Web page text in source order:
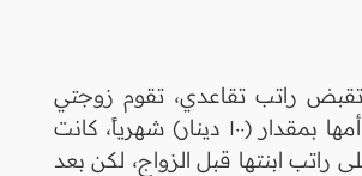
تقبض راتب تقاعدي، تقوم زوجتي
بسداد قرض عن أمها بمقدار (١٠٠ دينار) شهرياً، كانت
راتب ابنتها قبل الزواج، لكن بعد